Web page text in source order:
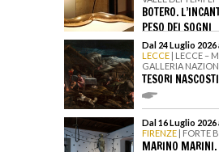
BOTERO.
PESO DEI SOGNI
Dal 24 Luglio
LECCE | LECCE –
GALLERIA
TESORI
Dal 16 Luglio
FIRENZE | FORTE
MARINO MARINI.